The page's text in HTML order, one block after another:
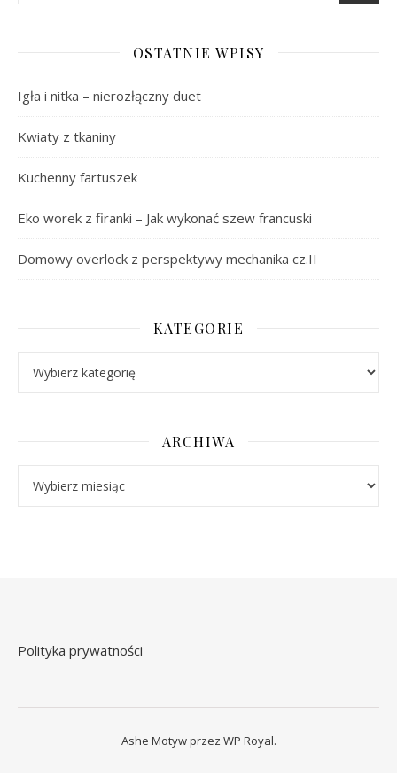
OSTATNIE WPISY
Igła i nitka – nierozłączny duet
Kwiaty z tkaniny
Kuchenny fartuszek
Eko worek z firanki – Jak wykonać szew francuski
Domowy overlock z perspektywy mechanika cz.II
KATEGORIE
ARCHIWA
Polityka prywatności
Ashe Motyw przez WP Royal.